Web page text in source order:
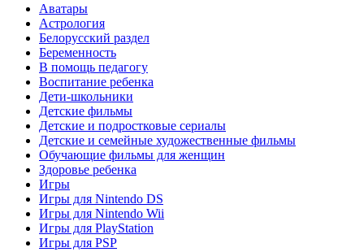
Аватары
Астрология
Белорусский раздел
Беременность
В помощь педагогу
Воспитание ребенка
Дети-школьники
Детские фильмы
Детские и подростковые сериалы
Детские и семейные художественные фильмы
Обучающие фильмы для женщин
Здоровье ребенка
Игры
Игры для Nintendo DS
Игры для Nintendo Wii
Игры для PlayStation
Игры для PSP